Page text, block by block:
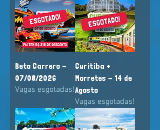
Beto Carrero -
07/08/2026
Vagas esgotadas!
Curitiba +
Morretes - 14 de
Agosto
Vagas esgotadas!